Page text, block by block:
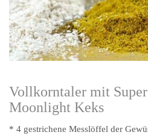
Vollkorntaler mit
Moonlight Keks
* 4 gestrichene Messlöffel der